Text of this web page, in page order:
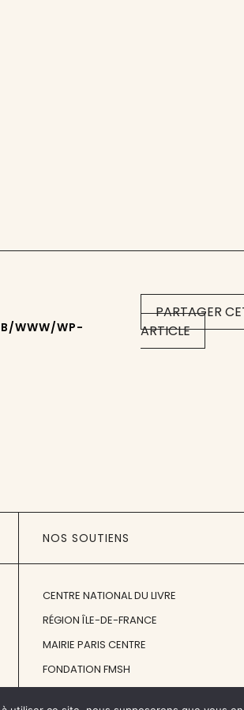
PARTAGER
ARTICLE
WWW/WP-
NOS SOUTIENS
CENTRE NATIONAL DU LIVRE
RÉGION ÎLE-DE-FRANCE
MAIRIE PARIS CENTRE
FONDATION FMSH